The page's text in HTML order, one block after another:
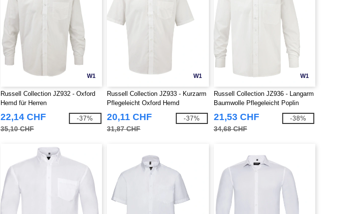
W1
Russell Collection JZ932 - Oxford
Hemd für Herren
22,14 CHF
35,10 CHF
-37%
W1
Russell Collection JZ933 - Kurzarm
Pflegeleicht Oxford Hemd
20,11 CHF
31,87 CHF
-37%
W1
Russell Collection JZ936 - Langarm
Baumwolle Pflegeleicht Poplin
Hemd
21,53 CHF
34,68 CHF
-38%